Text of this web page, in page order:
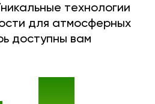
технологии
для атмосферных
доступны вам